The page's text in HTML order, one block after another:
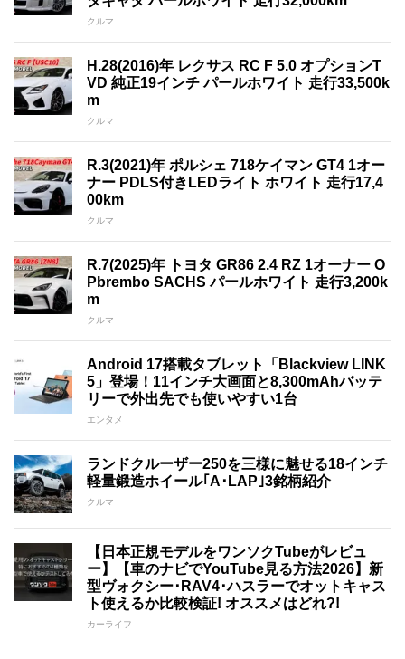
クルマ
H.28(2016)年 レクサス RC F 5.0 オプションT
VD 純正19インチ パールホワイト 走行33,500k
m
クルマ
R.3(2021)年 ポルシェ 718ケイマン GT4 1オー
ナー PDLS付きLEDライト ホワイト 走行17,4
00km
クルマ
R.7(2025)年 トヨタ GR86 2.4 RZ 1オーナー O
Pbrembo SACHS パールホワイト 走行3,200k
m
クルマ
Android 17搭載タブレット「Blackview LINK
5」登場！11インチ大画面と8,300mAhバッテ
リーで外出先でも使いやすい1台
エンタメ
ランドクルーザー250を三様に魅せる18インチ
軽量鍛造ホイール｢A･LAP｣3銘柄紹介
クルマ
【日本正規モデルをワンソクTubeがレビュ
ー】【車のナビでYouTube見る方法2026】新
型ヴォクシー･RAV4･ハスラーでオットキャス
ト使えるか比較検証! オススメはどれ?!
カーライフ